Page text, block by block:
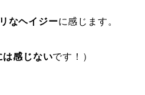
なヘイジーに感じます。
は感じないです！）